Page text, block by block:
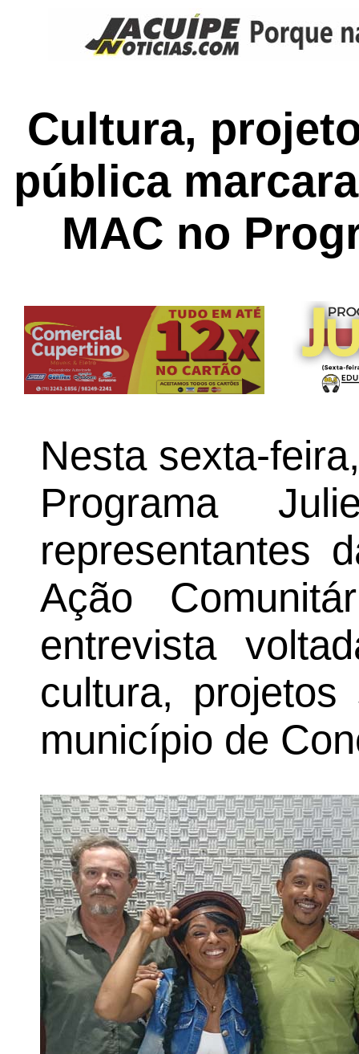
Cultura,
pública
MAC no
Nesta sexta-
Programa
representantes
Ação
entrevista
cultura,
município de